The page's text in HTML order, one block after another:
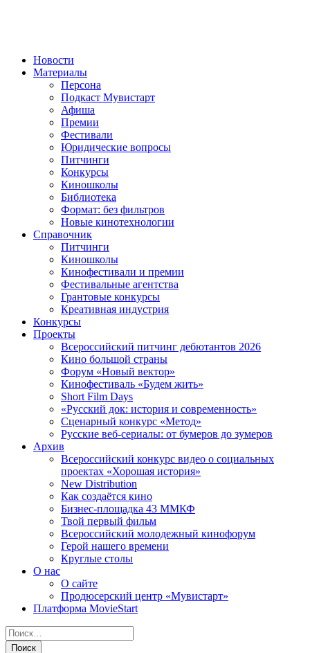
Новости
Материалы
Персона
Подкаст Мувистарт
Афиша
Премии
Фестивали
Юридические вопросы
Питчинги
Конкурсы
Киношколы
Библиотека
Формат: без фильтров
Новые кинотехнологии
Справочник
Питчинги
Киношколы
Кинофестивали и премии
Фестивальные агентства
Грантовые конкурсы
Креативная индустрия
Конкурсы
Проекты
Всероссийский питчинг дебютантов 2026
Кино большой страны
Форум «Новый вектор»
Кинофестиваль «Будем жить»
Short Film Days
«Русский док: история и современность»
Сценарный конкурс «Метод»
Русские веб-сериалы: от бумеров до зумеров
Архив
Всероссийский конкурс видео о социальных
проектах «Хорошая история»
New Distribution
Как создаётся кино
Бизнес-площадка 43 ММКФ
Твой первый фильм
Всероссийский молодежный кинофорум
Герой нашего времени
Круглые столы
О нас
О сайте
Продюсерский центр «Мувистарт»
Платформа MovieStart